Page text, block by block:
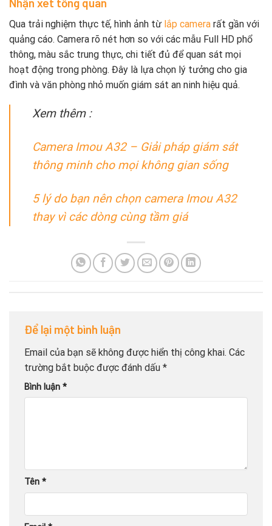
Qua trải nghiệm thực tế, hình ảnh từ lắp camera rất gần với
quảng cáo. Camera rõ nét hơn so với các mẫu Full HD phổ
thông, màu sắc trung thực, chi tiết đủ để quan sát mọi
hoạt động trong phòng. Đây là lựa chọn lý tưởng cho gia
đình và văn phòng nhỏ muốn giám sát an ninh hiệu quả.
Xem thêm :
Camera Imou A32 – Giải pháp giám sát
thông minh cho mọi không gian sống
5 lý do bạn nên chọn camera Imou A32
thay vì các dòng cùng tầm giá
Để lại một bình luận
Email của bạn sẽ không được hiển thị công khai. Các
trường bắt buộc được đánh dấu *
Bình luận *
Tên *